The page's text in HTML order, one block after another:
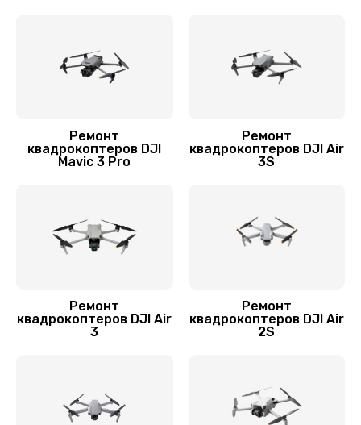
Замена подвеса
Ремонт
квадрокоптеров DJI
Mavic 3 Pro
Ремонт
квадрокоптеров DJI Air
3S
Ремонт
квадрокоптеров DJI Air
3
Ремонт
квадрокоптеров DJI Air
2S